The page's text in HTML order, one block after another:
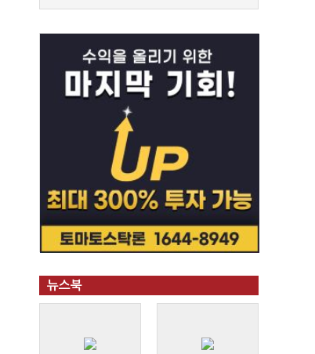
뉴스북